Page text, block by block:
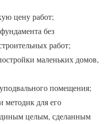
цену работ;
без
работ;
маленьких домов,
помещения;
методик для его
целым, сделанным